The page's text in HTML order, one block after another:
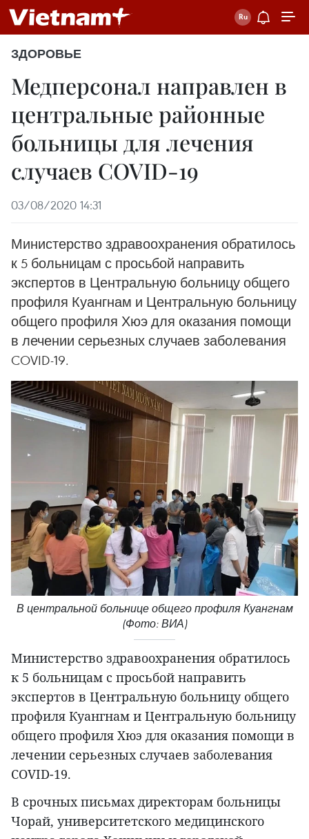
ЗДОРОВЬЕ
Медперсонал направлен в
центральные районные
больницы для лечения
случаев COVID-19
03/08/2020 14:31
Министерство здравоохранения обратилось
к 5 больницам с просьбой направить
экспертов в Центральную больницу общего
профиля Куангнам и Центральную больницу
общего профиля Хюэ для оказания помощи
в лечении серьезных случаев заболевания
COVID-19.
В центральной больнице общего профиля Куангнам
(Фото: ВИА)
Министерство здравоохранения обратилось
к 5 больницам с просьбой направить
экспертов в Центральную больницу общего
профиля Куангнам и Центральную больницу
общего профиля Хюэ для оказания помощи в
лечении серьезных случаев заболевания
COVID-19.
В срочных письмах директорам больницы
Чорай, университетского медицинского